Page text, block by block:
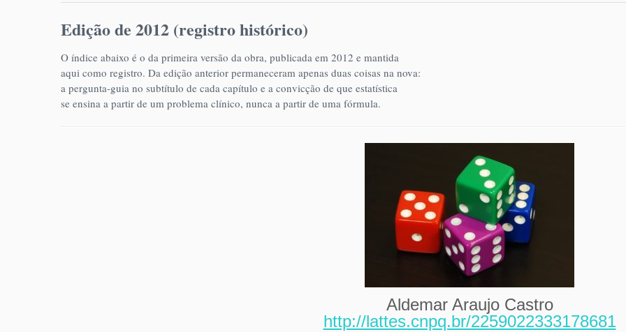
Edição de 2012 (registro histórico)
O índice abaixo é o da primeira versão da obra, publicada em 2012 e mantida
aqui como registro. Da edição anterior permaneceram apenas duas coisas na nova:
a pergunta-guia no subtítulo de cada capítulo e a convicção de que estatística
se ensina a partir de um problema clínico, nunca a partir de uma fórmula.
Aldemar Araujo Castro
http://lattes.cnpq.br/2259022333178681